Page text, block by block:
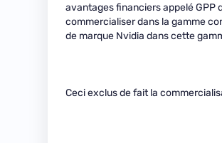
avantages financiers appelé GPP
commercialiser dans la gamme
de marque Nvidia dans cette
Ceci exclus de fait la